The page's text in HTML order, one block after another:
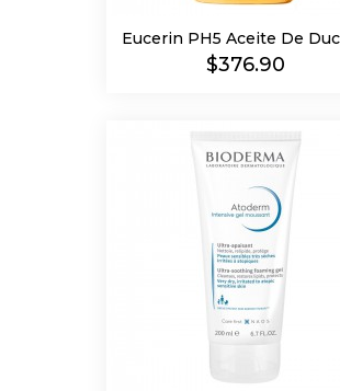
Eucerin PH5 Aceite De
Precio
$376.90